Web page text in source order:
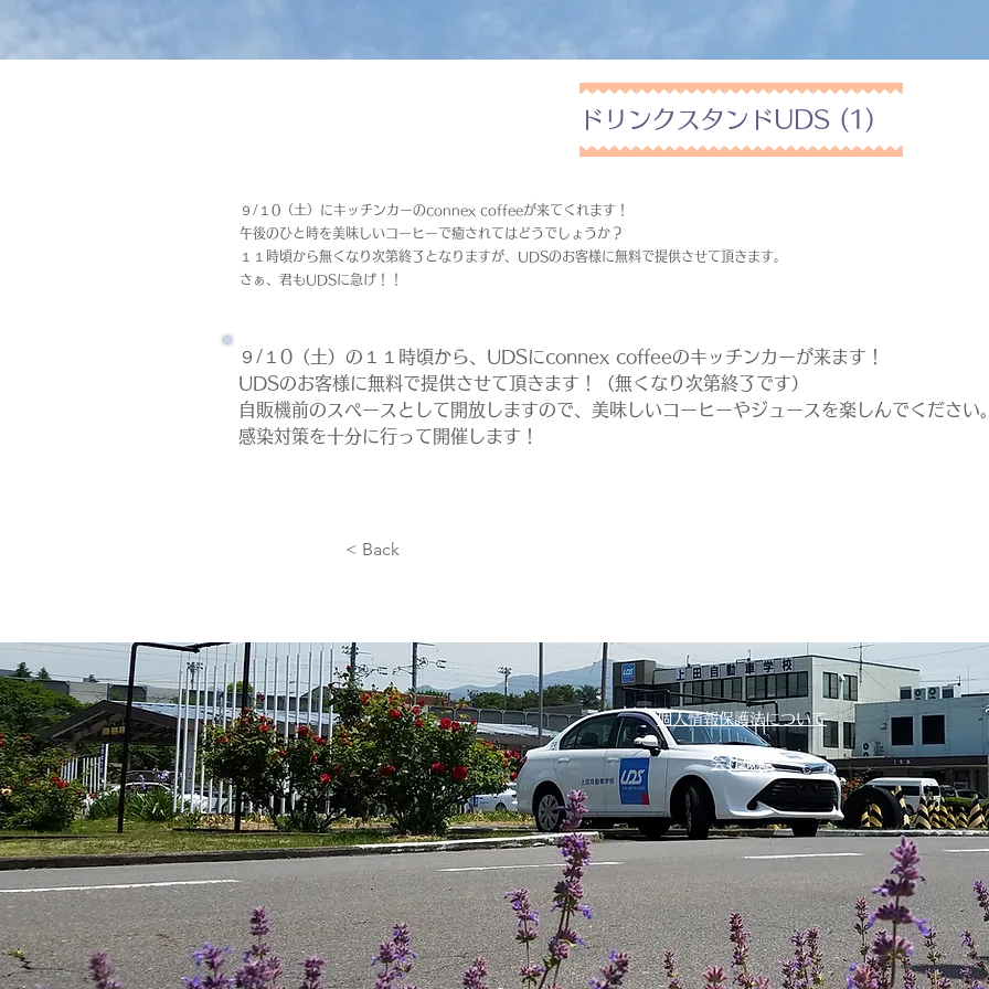
ドリンクスタンドUDS (1)
９/１0（土）にキッチンカーのconnex coffeeが来てくれます！
午後のひと時を美味しいコーヒーで癒されてはどうでしょうか？
１１時頃から無くなり次第終了となりますが、UDSのお客様に無料で提供させて頂きます。
さぁ、君もUDSに急げ！！
９/１0（土）の１１時頃から、UDSにconnex coffeeのキッチンカーが来ます！
UDSのお客様に無料で提供させて頂きます！（無くなり次第終了です）
自販機前のスペースとして開放しますので、美味しいコーヒーやジュースを楽しんでください
感染対策を十分に行って開催します！
< Back
個人情報保護法について
会社概要